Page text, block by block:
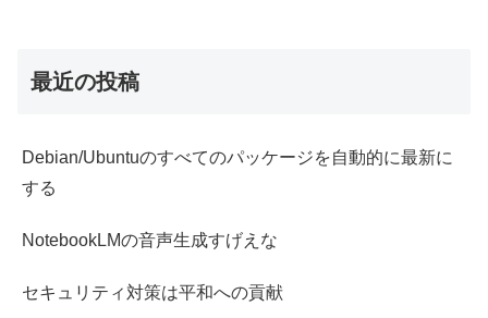
最近の投稿
Debian/Ubuntuのすべてのパッケージを自動的に最新に
する
NotebookLMの音声生成すげえな
セキュリティ対策は平和への貢献